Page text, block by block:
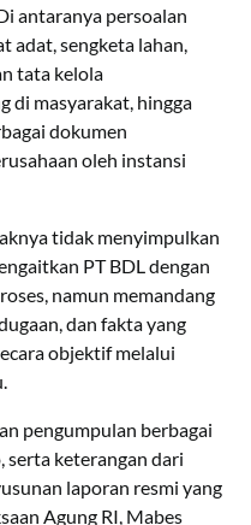
antaranya persoalan
adat, sengketa lahan,
tata kelola
di masyarakat, hingga
dokumen
oleh instansi
tidak menyimpulkan
PT BDL dengan
namun memandang
dan fakta yang
objektif melalui
pengumpulan berbagai
serta keterangan dari
laporan resmi yang
Agung RI, Mabes